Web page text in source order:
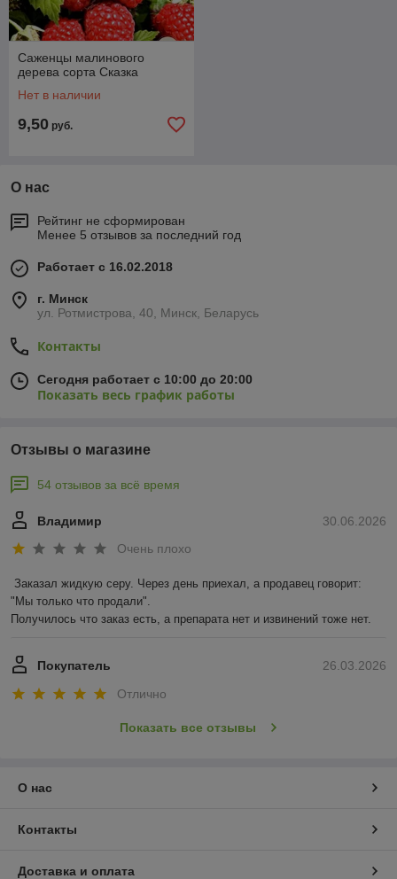
Саженцы малинового
дерева сорта Сказка
Нет в наличии
9,50 руб.
О нас
Рейтинг не сформирован
Менее 5 отзывов за последний год
Работает с 16.02.2018
г. Минск
ул. Ротмистрова, 40, Минск, Беларусь
Контакты
Сегодня работает с 10:00 до 20:00
Показать весь график работы
Отзывы о магазине
54 отзывов за всё время
30.06.2026
Владимир
Очень плохо
Заказал жидкую серу. Через день приехал, а продавец говорит:
"Мы только что продали".
Получилось что заказ есть, а препарата нет и извинений тоже нет.
26.03.2026
Покупатель
Отлично
Показать все отзывы
О нас
Контакты
Доставка и оплата